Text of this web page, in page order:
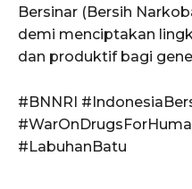
Bersinar (Bersih
demi menciptakan
dan produktif bagi
#BNNRI
#LabuhanBatu